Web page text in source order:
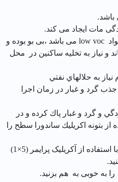
مات ایجاد می کند.
• از آنجایی که بر اساس آب و مواد low voc می باشد ،‌بی بو بوده و
نياز به تخليه ساكنين در محل
به حلالهاي نفتي
گرد و غبار در زمان اجرا
و گرد و غبار پاك كرده و در
بتونه اكريليك ساندورا سطح را
• بهتر است سطح مورد نظر را با استفاده از آکریلیک پرایمر (5×1)
را به خوبی به هم بزنید.